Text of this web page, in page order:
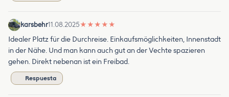
karsbehr11.08.2025★ ★ ★ ★ ★
Idealer Platz für die Durchreise. Einkaufsmöglichkeiten, Innenstadt
in der Nähe. Und man kann auch gut an der Vechte spazieren
gehen. Direkt nebenan ist ein Freibad.
Respuesta